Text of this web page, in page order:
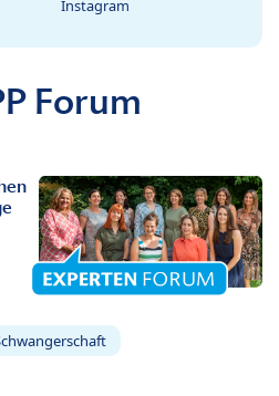
Instagram
Forum